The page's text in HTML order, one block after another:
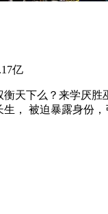
亿
天下么？来学厌
， 被迫暴露身份